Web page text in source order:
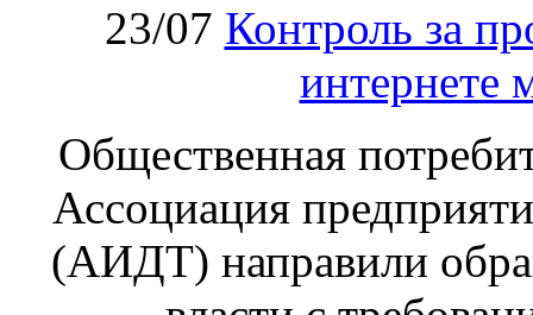
23/07 Контроль за
интернете
Общественная
Ассоциация
(АИДТ) направили